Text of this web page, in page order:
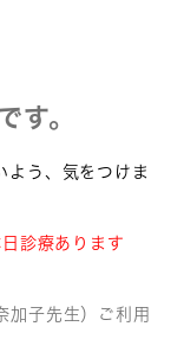
す。
よう、気をつけま
診療あります
加子先生）ご利用